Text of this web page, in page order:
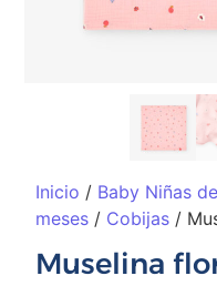
Inicio / Baby Niñas
meses / Cobijas /
Muselina